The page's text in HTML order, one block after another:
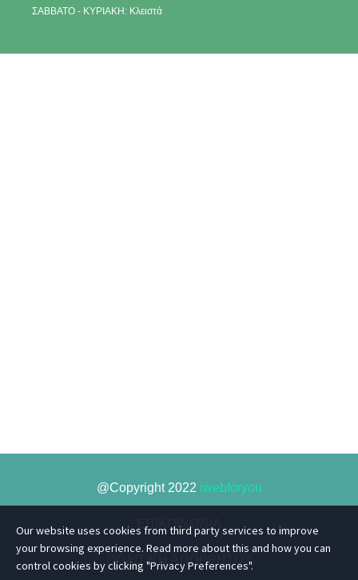
ΣΑΒΒΑΤΟ - ΚΥΡΙΑΚΗ: Κλειστά
@Copyright 2022 iwebforyou
ΕΠΙΚΟΙΝΩΝΙΑ
ΠΟΛΙΤΙΚΗ ΑΠΟΡΡΗΤΟΥ
Our website uses cookies from third party services to improve
your browsing experience. Read more about this and how you can
control cookies by clicking "Privacy Preferences".